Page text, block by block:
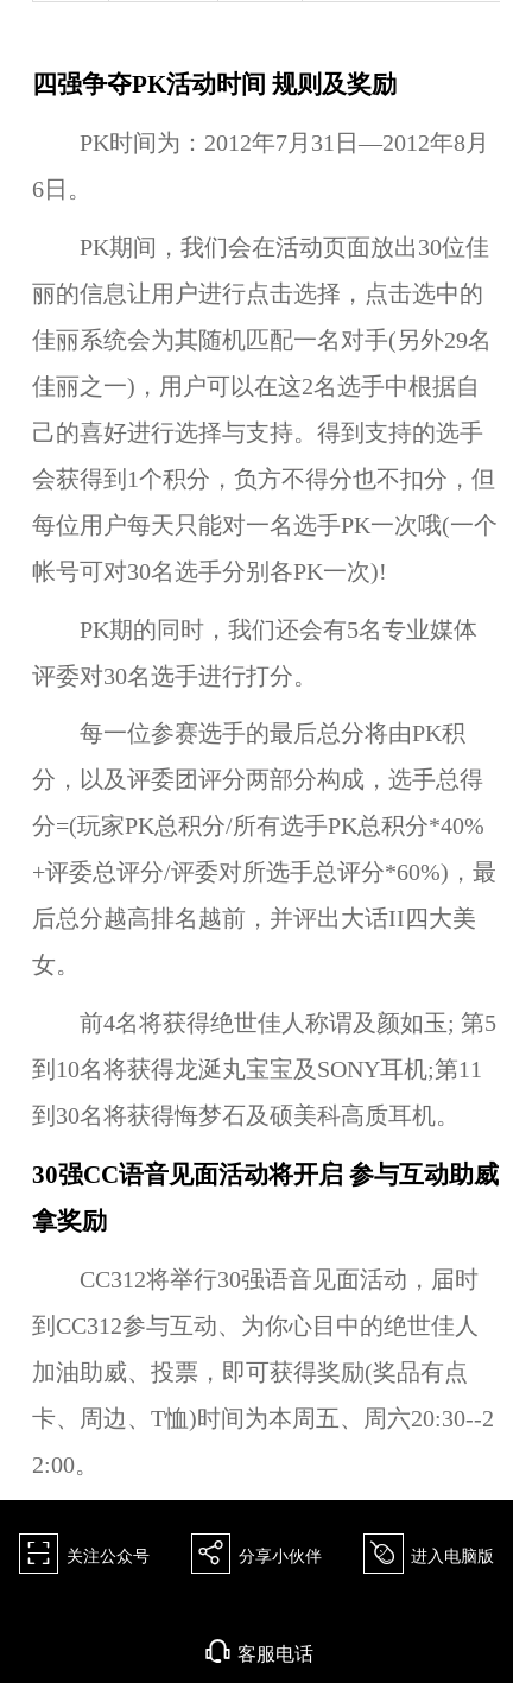
四强争夺PK活动时间 规则及奖励
PK时间为： 2012年7月31日—2012年8月
6日 。
PK期间，我们会在活动页面放出30位佳
丽的信息让用户进行点击选择，点击选中的
佳丽系统会为其随机匹配一名对手(另外29名
佳丽之一)，用户可以在这2名选手中根据自
己的喜好进行选择与支持。得到支持的选手
会获得到1个积分，负方不得分也不扣分，但
每位用户每天只能对一名选手PK一次哦(一个
帐号可对30名选手分别各PK一次)!
PK期的同时，我们还会有5名专业媒体
评委对30名选手进行打分。
每一位参赛选手的最后总分将由PK积
分，以及评委团评分两部分构成， 选手总得
分=(玩家PK总积分/所有选手PK总积分*40%
+评委总评分/评委对所选手总评分*60%) ，最
后总分越高排名越前，并评出大话II四大美
女。
前4名将获得绝世佳人称谓及颜如玉; 第5
到10名将获得龙涎丸宝宝及SONY耳机;第11
到30名将获得悔梦石及硕美科高质耳机。
30强CC语音见面活动将开启 参与互动助威
拿奖励
CC312将举行30强语音见面活动，届时
到CC312参与互动、为你心目中的绝世佳人
加油助威、投票，即可获得奖励(奖品有点
卡、周边、T恤)时间为本周五、周六20:30--2
2:00。
򰀁 关注公众号 򰀂 分享小伙伴 򰀄 进入电脑版
򰀃 客服电话